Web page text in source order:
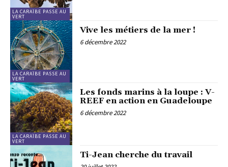
LA CARAÏBE PASSE AU
VERT
LA CARAÏBE PASSE AU
VERT
Vive les métiers de la mer !
6 décembre 2022
LA CARAÏBE PASSE AU
VERT
Les fonds marins à la loupe : V-
REEF en action en Guadeloupe
6 décembre 2022
Ti-Jean cherche du travail